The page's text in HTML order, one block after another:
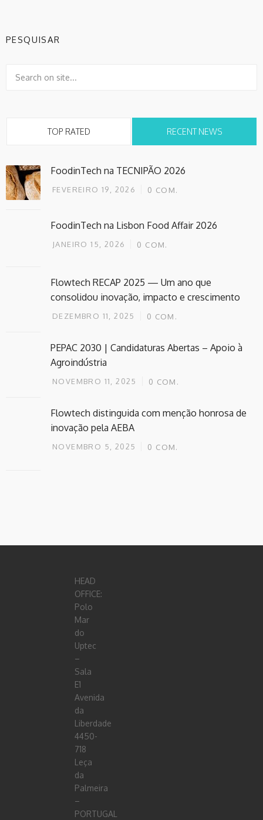
PESQUISAR
TOP RATED RECENT NEWS
FoodinTech na TECNIPÃO 2026
FEVEREIRO 19, 2026 0 COM.
FoodinTech na Lisbon Food Affair 2026
JANEIRO 15, 2026 0 COM.
Flowtech RECAP 2025 — Um ano que
consolidou inovação, impacto e crescimento
DEZEMBRO 11, 2025 0 COM.
PEPAC 2030 | Candidaturas Abertas – Apoio à
Agroindústria
NOVEMBRO 11, 2025 0 COM.
Flowtech distinguida com menção honrosa de
inovação pela AEBA
NOVEMBRO 5, 2025 0 COM.
HEAD
OFFICE:
Polo
Mar
do
Uptec
–
Sala
E1
Avenida
da
Liberdade
4450-
718
Leça
da
Palmeira
–
PORTUGAL